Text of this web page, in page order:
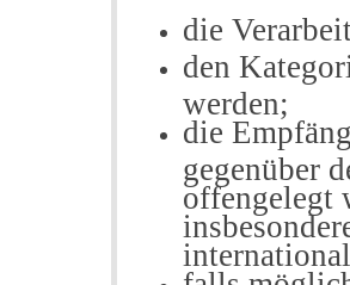
die
den
werden;
die
gegenüber
offengelegt